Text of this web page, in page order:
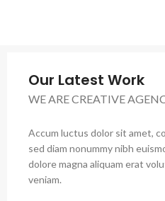
Our Latest Work
WE ARE CREATIVE
Accum luctus dolor sit amet,
sed diam nonummy nibh
dolore magna aliquam erat
veniam.